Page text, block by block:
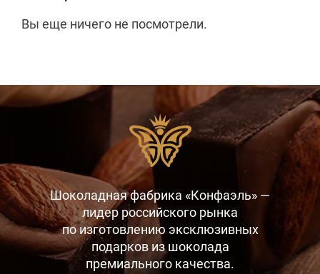
Вы еще ничего не посмотрели.
Шоколадная фабрика «Конфаэль» —
лидер российского рынка
по изготовлению эксклюзивных
подарков из шоколада
премиального качества.